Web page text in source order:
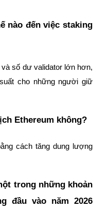
nào đến việc staking
số dư validator lớn hơn,
cho những người giữ
Ethereum không?
cách tăng dung lượng
trong những khoản
đầu vào năm 2026